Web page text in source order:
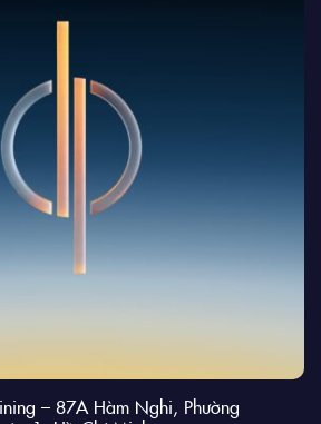
– 87A Hàm Nghi, Phường